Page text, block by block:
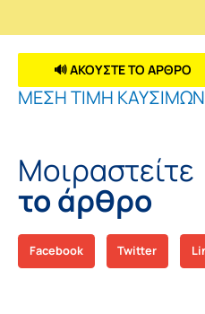
🔊 ΑΚΟΥΣΤΕ ΤΟ ΑΡΘΡΟ
ΜΕΣΗ ΤΙΜΗ
Μοιραστείτε
το άρθρο
Facebook Twitter